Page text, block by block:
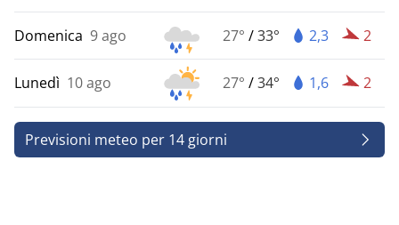
Domenica 9 ago 27° /33° 2,3 2
Lunedì 10 ago 27° /34° 1,6 2
Previsioni meteo per 14 giorni